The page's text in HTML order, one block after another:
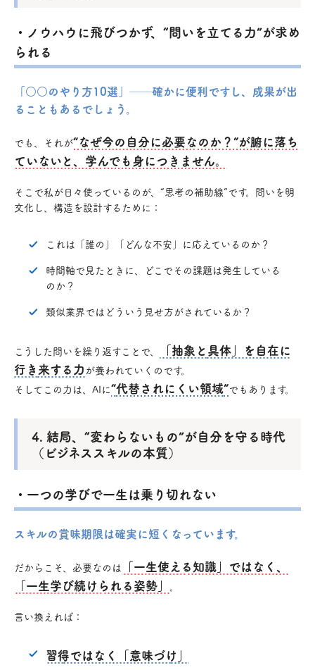
・ノウハウに飛びつかず、“問いを立てる力”が求め
られる
「○○のやり方10選」──確かに便利ですし、成果が出
ることもあるでしょう。
でも、それが“なぜ今の自分に必要なのか？”が腑に落ち
ていないと、学んでも身につきません。
そこで私が日々使っているのが、“思考の補助線”です。問いを明
文化し、構造を設計するために：
これは「誰の」「どんな不安」に応えているのか？
時間軸で見たときに、どこでその課題は発生している
のか？
類似業界ではどういう見せ方がされているか？
こうした問いを繰り返すことで、
「抽象と具体」を自在に
行き来する力 が養われていくのです。
そしてこの力は、AIに“代替されにくい領域”でもあります。
4. 結局、“変わらないもの”が自分を守る時代
（ビジネススキルの本質）
・一つの学びで一生は乗り切れない
スキルの賞味期限は確実に短くなっています。
だからこそ、必要なのは
「一生使える知識」ではなく、
「一生学び続けられる姿勢」 。
言い換えれば：
習得ではなく「意味づけ」